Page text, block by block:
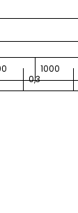
1000
0,3